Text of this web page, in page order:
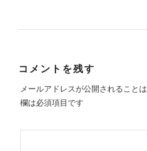
コメントを残す
メールアドレスが公開されることは
欄は必須項目です